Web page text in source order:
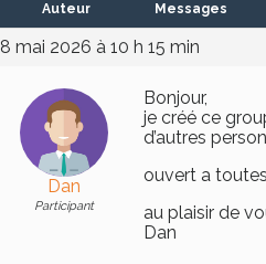
Auteur Messages
8 mai 2026 à 10 h 15 min
Dan
Participant
Bonjour,
je créé ce
d’autres
ouvert a
au plaisir de
Dan